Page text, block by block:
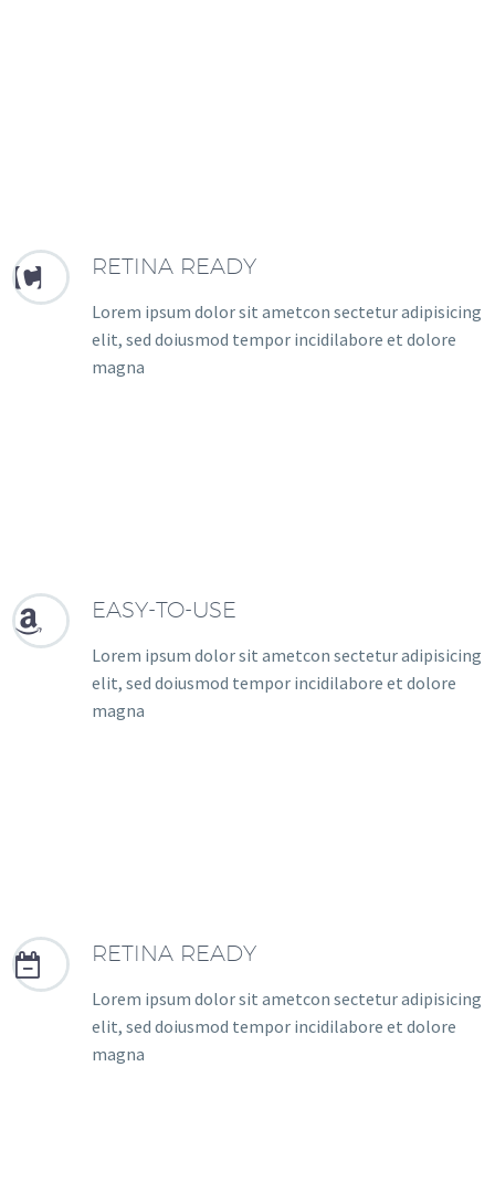

 RETINA READY
Lorem ipsum dolor sit ametcon sectetur adipisicing
elit, sed doiusmod tempor incidilabore et dolore
magna

 EASY-TO-USE
Lorem ipsum dolor sit ametcon sectetur adipisicing
elit, sed doiusmod tempor incidilabore et dolore
magna

 RETINA READY
Lorem ipsum dolor sit ametcon sectetur adipisicing
elit, sed doiusmod tempor incidilabore et dolore
magna